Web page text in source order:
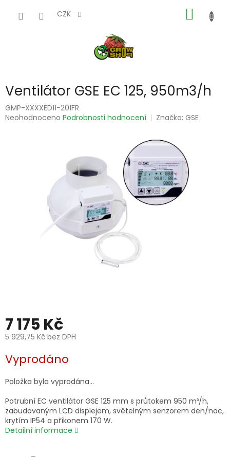
CZK
KOŠÍK
Ventilátor GSE EC 125, 950m3/h
GMP-XXXXED11-201FR
Průměrné
Neohodnoceno Podrobnosti hodnocení Značka:GSE
7 175 Kč
5 929,75 Kč bez DPH
cena:
Vyprodáno
Položka byla vyprodána…
Potrubní EC ventilátor GSE 125 mm s průtokem 950 m³/h,
zabudovaným LCD displejem, světelným senzorem den/noc,
krytím IP54 a příkonem 170 W.
Detailní informace